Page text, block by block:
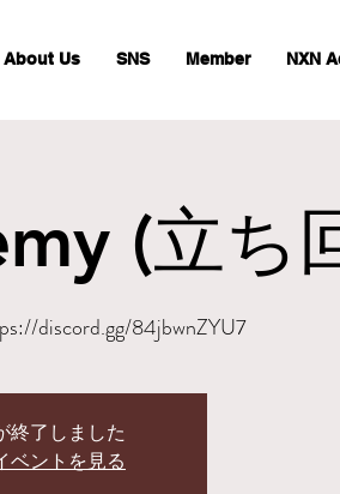
About Us SNS Member NXN
(立ち
discord.gg/84jbwnZYU7
終了しました
ベントを見る